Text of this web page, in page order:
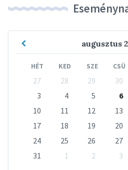
augusztus
Previous
HÉT KED SZE CSÜ
calendar
27 28 29 30
3
4 5 6
10
11 12 13
17
18 19 20
24
25 26 27
31
1 2 3